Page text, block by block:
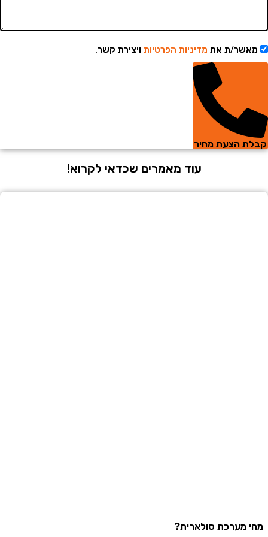
ת אתמדיניות הפרטיותויצירת קשר.
הצעת מחיר
עוד מאמרים שכדאי לקרוא!
מערכת סולארית?